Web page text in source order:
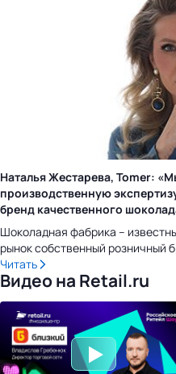
Наталья Жестарева, Tomer:
производственную
бренд качественного
Шоколадная фабрика –
рынок собственный розничный
Читать
Видео на Retail.ru